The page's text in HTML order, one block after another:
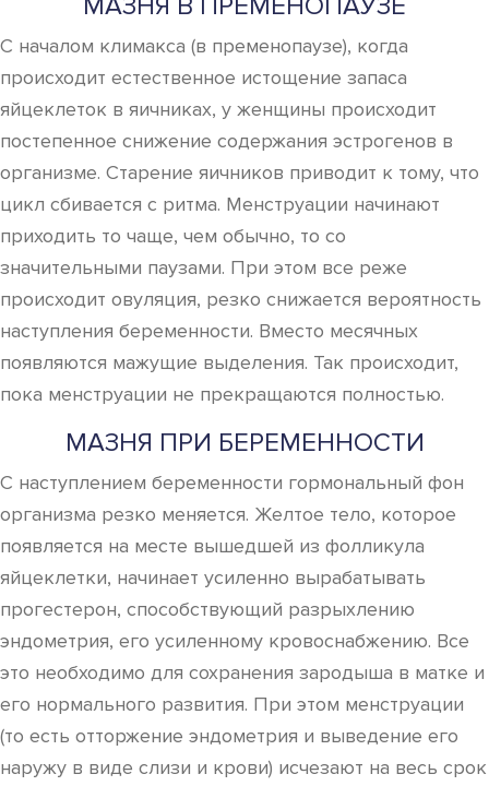
С началом климакса (в пременопаузе), когда
происходит естественное истощение запаса
яйцеклеток в яичниках, у женщины происходит
постепенное снижение содержания эстрогенов в
организме. Старение яичников приводит к тому, что
цикл сбивается с ритма. Менструации начинают
приходить то чаще, чем обычно, то со
значительными паузами. При этом все реже
происходит овуляция, резко снижается вероятность
наступления беременности. Вместо месячных
появляются мажущие выделения. Так происходит,
пока менструации не прекращаются полностью.
МАЗНЯ ПРИ БЕРЕМЕННОСТИ
С наступлением беременности гормональный фон
организма резко меняется. Желтое тело, которое
появляется на месте вышедшей из фолликула
яйцеклетки, начинает усиленно вырабатывать
прогестерон, способствующий разрыхлению
эндометрия, его усиленному кровоснабжению. Все
это необходимо для сохранения зародыша в матке и
его нормального развития. При этом менструации
(то есть отторжение эндометрия и выведение его
наружу в виде слизи и крови) исчезают на весь срок